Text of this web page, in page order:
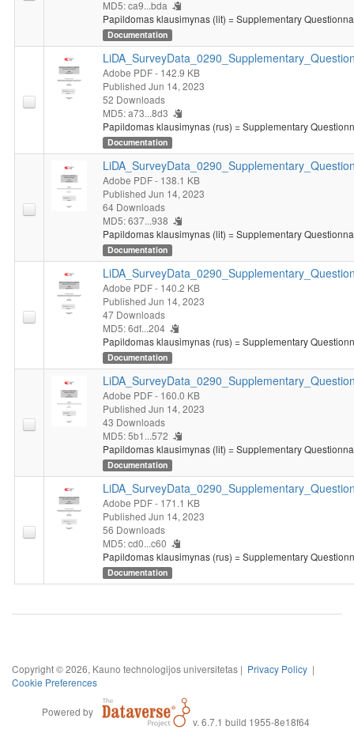
MD5: ca9...bda
Papildomas klausimynas (lit) = Supplementary
Documentation
Adobe PDF- 142.9 KB
Published Jun 14, 2023
52 Downloads
MD5: a73...8d3
Papildomas klausimynas (rus) = Supplementary
Documentation
Adobe PDF- 138.1 KB
Published Jun 14, 2023
64 Downloads
MD5: 637...938
Papildomas klausimynas (lit) = Supplementary
Documentation
Adobe PDF- 140.2 KB
Published Jun 14, 2023
47 Downloads
MD5: 6df...204
Papildomas klausimynas (rus) = Supplementary
Documentation
Adobe PDF- 160.0 KB
Published Jun 14, 2023
43 Downloads
MD5: 5b1...572
Papildomas klausimynas (lit) = Supplementary
Documentation
Adobe PDF- 171.1 KB
Published Jun 14, 2023
56 Downloads
MD5: cd0...c60
Papildomas klausimynas (rus) = Supplementary
Documentation
Copyright © 2026, Kauno technologijos universitetas | Privacy Policy |
Cookie Preferences
Powered by
v. 6.7.1 build 1955-8e18f64